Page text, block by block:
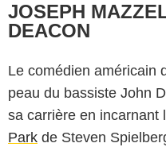
JOSEPH
DEACON
Le comédien américain
peau du bassiste John
sa carrière en incarnant
Park de Steven